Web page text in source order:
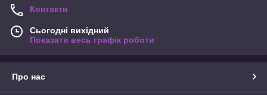
Контакти
Сьогодні вихідний
Показати весь графік роботи
Про нас